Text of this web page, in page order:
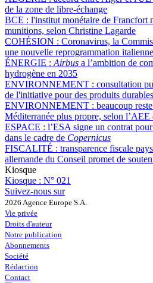
de la zone de libre-échange
BCE : l'institut monétaire de Francfort
munitions, selon Christine Lagarde
COHÉSION : Coronavirus, la
une nouvelle reprogrammation italienne
ÉNERGIE : Airbus a l’ambition de
hydrogène en 2035
ENVIRONNEMENT : consultation
de l'initiative pour des produits
ENVIRONNEMENT : beaucoup
Méditerranée plus propre, selon
ESPACE : l’ESA signe un contrat
dans le cadre de Copernicus
FISCALITÉ : transparence fiscale
allemande du Conseil promet de
Kiosque
Kiosque : N° 021
Suivez-nous sur
2026 Agence Europe S.A.
Vie privée
Droits d'auteur
Notre publication
Abonnements
Société
Rédaction
Contact